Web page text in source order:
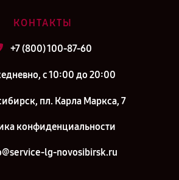
КОНТАКТЫ
+7 (800) 100-87-60
с 10:00 до 20:00
пл. Карла Маркса, 7
конфиденциальности
lg-novosibirsk.ru